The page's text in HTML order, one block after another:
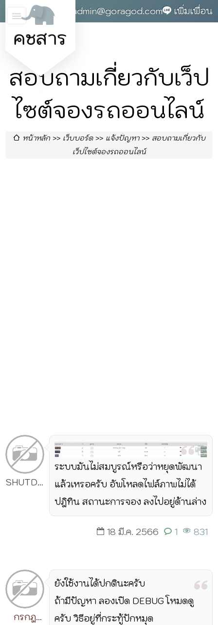
คชสาร
0868142004 admin@goragod.com เพิ่มเพื่อน
สอบถามเกี่ยวกับเว็ป
ไซต์จองรถออนไลน์
หน้าหลัก เว็บบอร์ด แจ้งปัญหา
สอบถามเกี่ยวกับ
เว็ปไซต์จองรถออนไลน์
SHUTDOWN
ระบบมันไม่สมบูรณ์หรือว่าหยุดพัฒนา
แล้วเหรอครับ อัพโหลดไฟล์ภาพไม่ได้
ปฎิทิน สถานะการจอง ลงไปอยู่ด้านล่าง
18 มี.ค. 2566 1 831
กรกฎ
ยังใช้งานได้ปกตินะครับ
ถ้ามีปัญหา ลองเปิด DEBUG โหมดดู
ครับ วิธีอยู่ที่กระทู้ปักหมุด